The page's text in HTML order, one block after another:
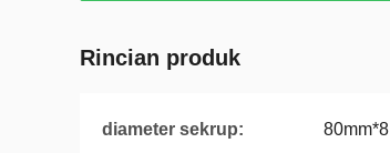
Rincian produk
diameter sekrup: 80mm*8